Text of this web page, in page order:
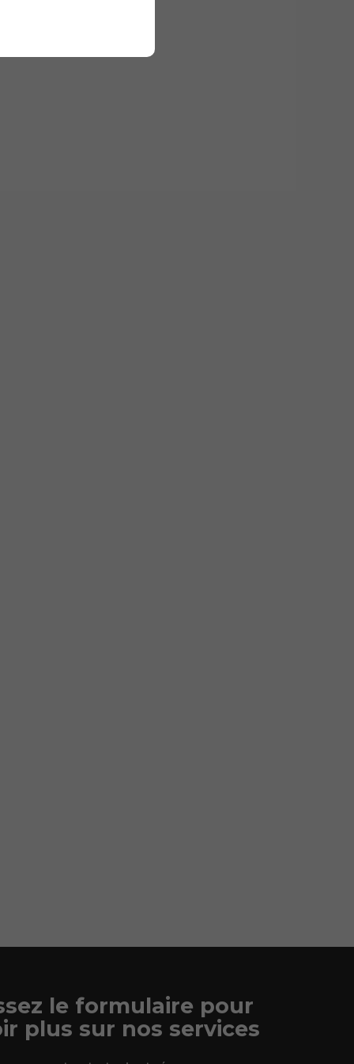
le formulaire pour
plus sur nos services